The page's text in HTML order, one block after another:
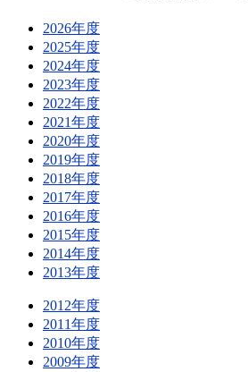
2026年度
2025年度
2024年度
2023年度
2022年度
2021年度
2020年度
2019年度
2018年度
2017年度
2016年度
2015年度
2014年度
2013年度
2012年度
2011年度
2010年度
2009年度